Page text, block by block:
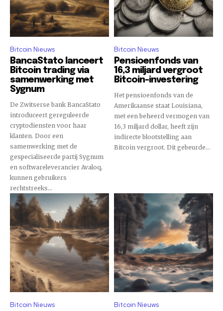
Bitcoin Nieuws
BancaStato lanceert
Bitcoin trading via
samenwerking met
Sygnum
De Zwitserse bank BancaStato
introduceert gereguleerde
cryptodiensten voor haar
klanten. Door een
samenwerking met de
gespecialiseerde partij Sygnum
en softwareleverancier Avaloq,
kunnen gebruikers
rechtstreeks...
Bitcoin Nieuws
Pensioenfonds van
16,3 miljard vergroot
Bitcoin-investering
Het pensioenfonds van de
Amerikaanse staat Louisiana,
met een beheerd vermogen van
16,3 miljard dollar, heeft zijn
indirecte blootstelling aan
Bitcoin vergroot. Dit gebeurde...
Bitcoin Nieuws Bitcoin Nieuws